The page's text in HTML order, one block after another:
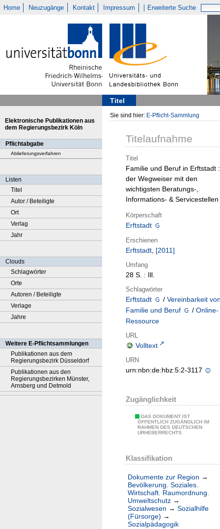
Home Neuzugänge Kontakt Impressum Erweiterte Suche
Titel
Elektronische Publikationen aus
dem Regierungsbezirk Köln
Pflichtabgabe
Ablieferungsverfahren
Listen
Titel
Autor / Beteiligte
Ort
Verlag
Jahr
Clouds
Schlagwörter
Orte
Autoren / Beteiligte
Verlage
Jahre
Weitere E-Pflichtsammlungen
Publikationen aus dem
Regierungsbezirk Düsseldorf
Publikationen aus den
Regierungsbezirken Münster,
Arnsberg und Detmold
Sie sind hier: E-Pflicht-Sammlung
Titelaufnahme
Titel
Familie und Beruf in Erftstadt :
der Wegweiser mit den
wichtigsten Beratungs-,
Informations- & Servicestellen
Körperschaft
Erftstadt
Erschienen
Erftstadt, [2011]
Umfang
28 S. : Ill.
Schlagwörter
Erftstadt / Vereinbarkeit
Familie und Beruf
/ Online-
Ressource
URL
Volltext
URN
urn:nbn:de:hbz:5:2-3117
Zugänglichkeit
DAS DOKUMENT IST
ÖFFENTLICH ZUGÄNGLICH IM
RAHMEN DES DEUTSCHEN
URHEBERRECHTS.
Klassifikation
Dokumente zur Region →
Bevölkerung. Soziales.
Wirtschaft. Raumordnung.
Umweltschutz →
Sozialwesen → Sozialhilfe
(Fürsorge) →
Sozialpädagogik